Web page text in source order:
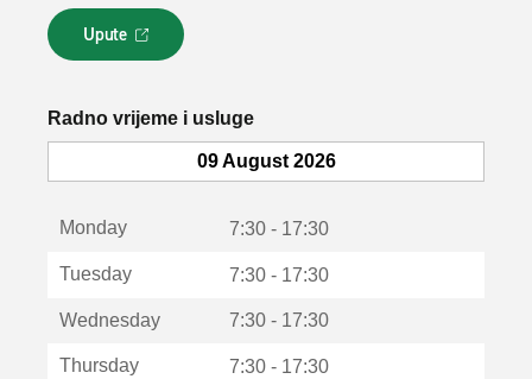
Upute
L
i
k
o
u
Radno vrijeme i usluge
09 August 2026
Monday 7:30 - 17:30
Tuesday 7:30 - 17:30
Wednesday 7:30 - 17:30
Thursday 7:30 - 17:30